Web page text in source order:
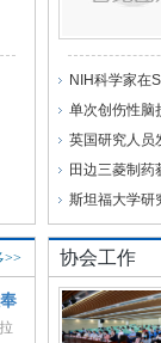
NIH科学家在
单次创伤性脑
英国研究人员
田边三菱制
斯坦福大学研
>> 协会工作